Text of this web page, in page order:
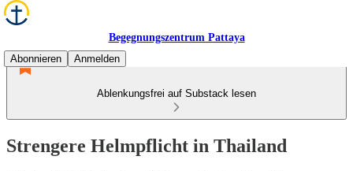
Begegnungszentrum Pattaya
Abonnieren
Anmelden
Ablenkungsfrei auf Substack lesen
Strengere Helmpflicht in Thailand